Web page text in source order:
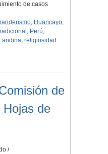
de casos
, Huancayo,
, Perú,
andina, religiosidad
de
Hojas de
/